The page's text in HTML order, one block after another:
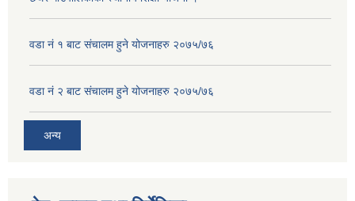
वडा नं १ बाट संचालम हुने योजनाहरु २०७५/७६
वडा नं २ बाट संचालम हुने योजनाहरु २०७५/७६
अन्य